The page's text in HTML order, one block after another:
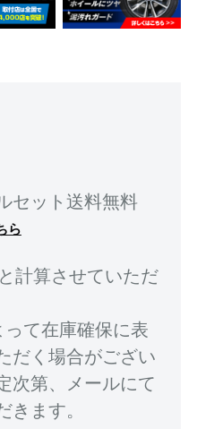
セット送料無料
ら
計算させていただ
て在庫確保に表
だく場合がござい
次第、メールにて
きます。